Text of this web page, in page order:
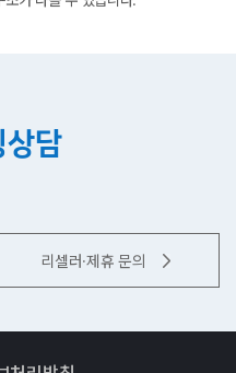
담
리셀러·제휴 문의